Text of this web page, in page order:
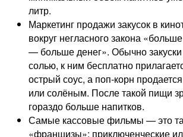
литр.
Маркетинг продажи закусок в
вокруг негласного закона
— больше денег». Обычно
солью, к ним бесплатно
острый соус, а поп-корн
или солёным. После такой пищи
гораздо больше напитков.
Самые кассовые фильмы — это
«франшизы»: приключенческие